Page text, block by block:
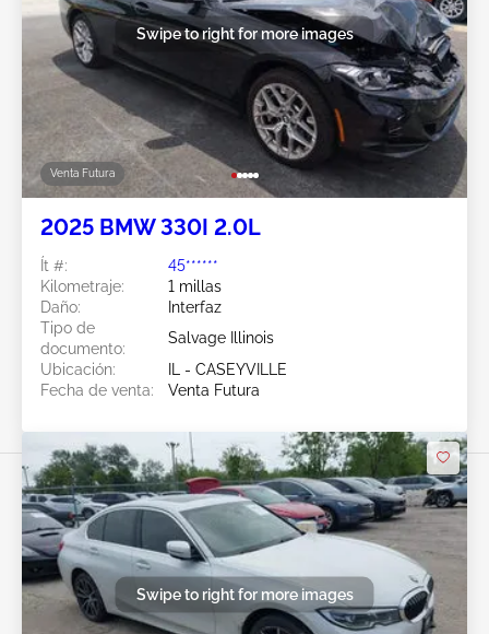
Venta Futura
Swipe to right for more images
2025 BMW 330I 2.0L
Ít #:
45******
Kilometraje:
1 millas
Daño:
Interfaz
Tipo de
documento:
Salvage Illinois
Ubicación:
IL - CASEYVILLE
Fecha de venta:
Venta Futura
Swipe to right for more images